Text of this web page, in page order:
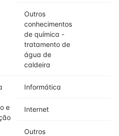
Outros
conhecimentos
de química -
tratamento de
água de
caldeira
e
Informática
Internet
Outros